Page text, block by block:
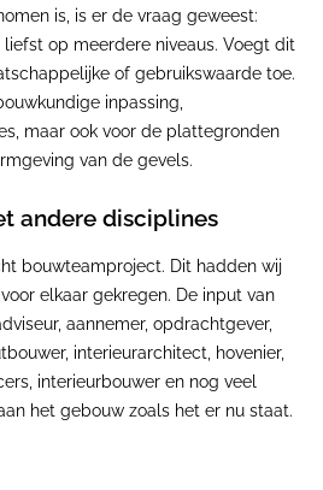
is, is er de vraag geweest:
op meerdere niveaus. Voegt dit
of gebruikswaarde toe.
inpassing,
maar ook voor de plattegronden
van de gevels.
andere disciplines
bouwteamproject. Dit hadden wij
elkaar gekregen. De input van
aannemer, opdrachtgever,
interieurarchitect, hovenier,
interieurbouwer en nog veel
het gebouw zoals het er nu staat.